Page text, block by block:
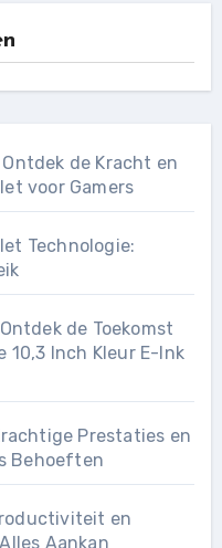
de Kracht en
voor Gamers
Technologie:
de Toekomst
Inch Kleur E-Ink
Prestaties en
Behoeften
en
Aankan